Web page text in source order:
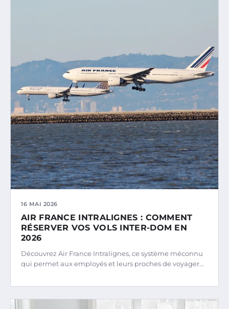
16 MAI 2026
AIR FRANCE INTRALIGNES : COMMENT
RÉSERVER VOS VOLS INTER-DOM EN
2026
Découvrez Air France Intralignes, ce système méconnu
qui permet aux employés et leurs proches de voyager…